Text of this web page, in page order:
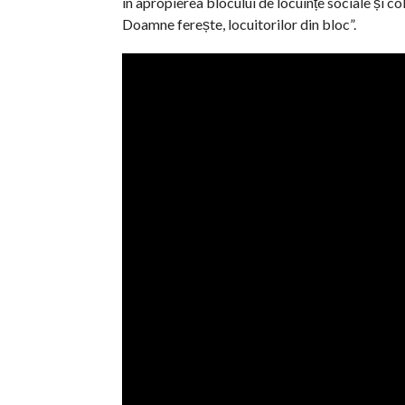
Doamne ferește, locuitorilor din bloc”.